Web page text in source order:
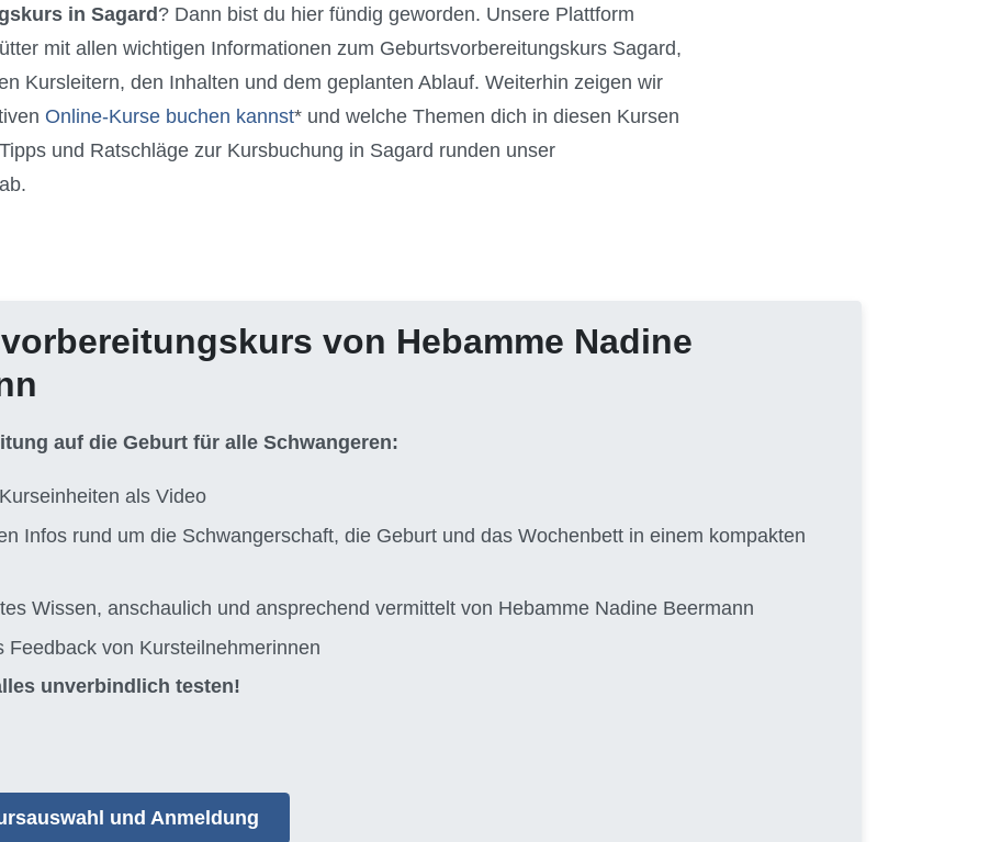
in Sagard ? Dann bist du hier fündig geworden. Unsere Plattform
mit allen wichtigen Informationen zum Geburtsvorbereitungskurs Sagard,
Kursleitern, den Inhalten und dem geplanten Ablauf. Weiterhin zeigen wir
Online-Kurse buchen kannst* und welche Themen dich in diesen Kursen
und Ratschläge zur Kursbuchung in Sagard runden unser
von Hebamme Nadine
auf die Geburt für alle Schwangeren:
als Video
Infos rund um die Schwangerschaft, die Geburt und das Wochenbett in einem kompakten
Wissen, anschaulich und ansprechend vermittelt von Hebamme Nadine Beermann
Feedback von Kursteilnehmerinnen
unverbindlich testen!
und Anmeldung